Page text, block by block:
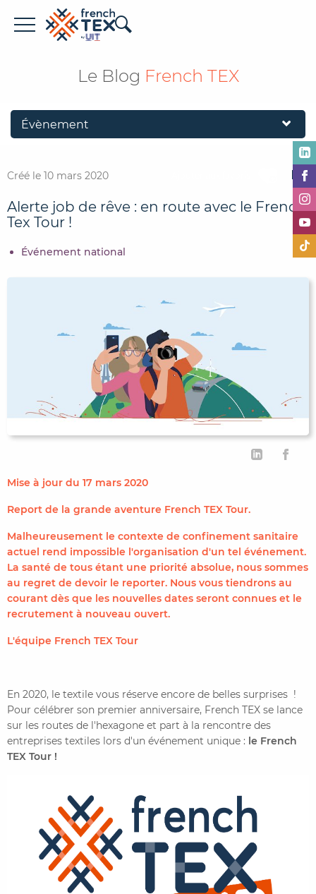
Métiers
Espace recruteur
CONTACTER FRENCH TEXACTUALITÉS FOIRE AUX QUESTIONS
Le Blog French TEX
Créé le 10 mars 2020
Alerte job de rêve : en route avec le French
Tex Tour !
Événement national
Mise à jour du 17 mars 2020
Report de la grande aventure French TEX Tour.
Malheureusement le contexte de confinement sanitaire
actuel rend impossible l'organisation d'un tel événement.
La santé de tous étant une priorité absolue, nous sommes
au regret de devoir le reporter. Nous vous tiendrons au
courant dès que les nouvelles dates seront connues et le
recrutement à nouveau ouvert.
L'équipe French TEX Tour
En 2020, le textile vous réserve encore de belles surprises !
Pour célébrer son premier anniversaire, French TEX se lance
sur les routes de l'hexagone et part à la rencontre des
entreprises textiles lors d'un événement unique : le French
TEX Tour !